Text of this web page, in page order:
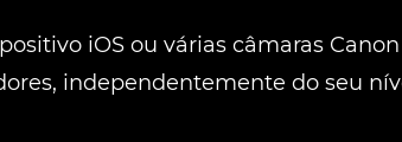
iOS ou várias câmaras
independentemente do seu